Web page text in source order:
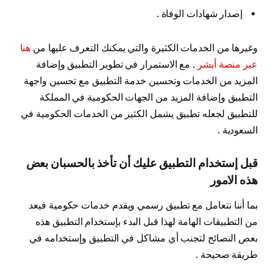
إصدار شهادات الوفاة .
وغيرها من الخدمات الكثيرة والتي يمكنك التعرف عليها من هنا
عبر منصة أبشر . مع الاستمرار في تطوير التطبيق وإضافة
المزيد من الخدمات وتحسين خدمة التطبيق مع تحسين واجهة
التطبيق وإضافة المزيد من الجهات الحكومية في المملكة
للتطبيق لجعله تطبيق يشمل الكثير من الخدمات الحكومية في
السعودية .
قبل إستخدام التطبيق عليك أن تأخذ بالحسبان بعض
هذه الامور
بما أننا نتعامل مع تطبيق رسمي ويقدم خدمات حكومية فيعد
من التطبيقات الهامة لهذا قبل البدء بإستخدام التطبيق هذه
بعص النصائح لتجنب أي مشاكل في التطبيق وإستخدامه في
طريقة صحيحة .